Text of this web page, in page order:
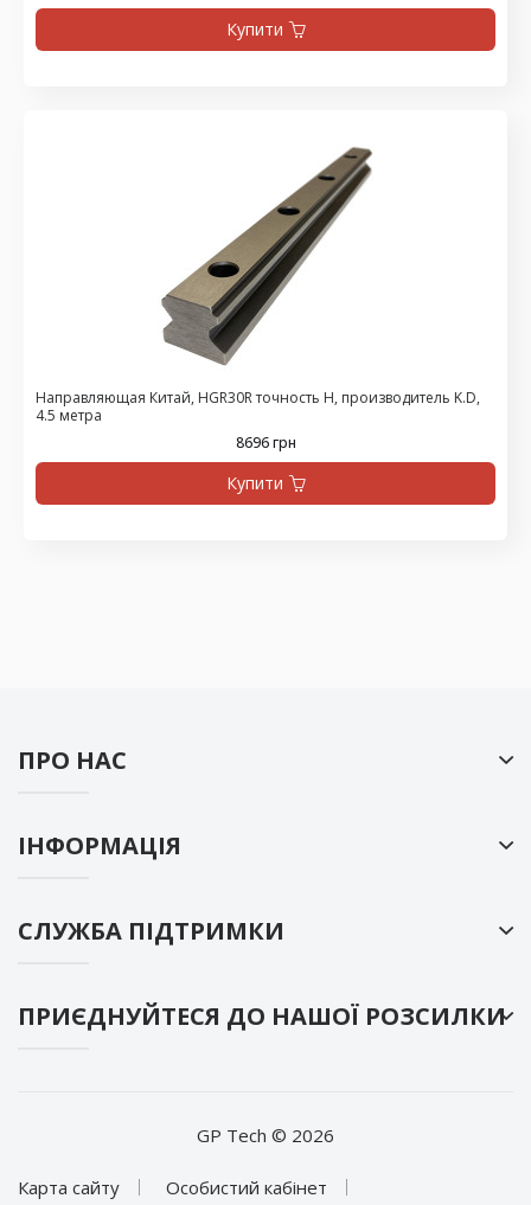
Купити
Направляющая Китай, HGR30R точность H, производитель K.D,
4.5 метра
8696 грн
Купити
ПРО НАС
ІНФОРМАЦІЯ
СЛУЖБА ПІДТРИМКИ
ПРИЄДНУЙТЕСЯ ДО НАШОЇ РОЗСИЛКИ
GP Tech © 2026
Карта сайту
Особистий кабінет